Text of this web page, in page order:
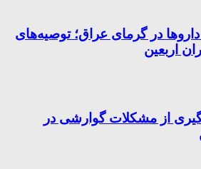
در گرمای عراق؛ توصیه‌های
اربعین
از مشکلات گوارشی در